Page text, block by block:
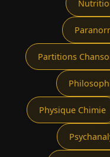
Partitions
Physique Chimie